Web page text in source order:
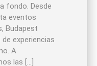
fondo. Desde
eventos
Budapest
experiencias
A
las […]